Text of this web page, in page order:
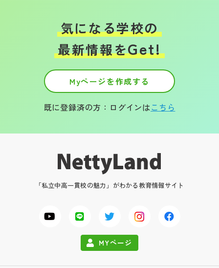
気になる学校の
最新情報をGet!
Myページを作成する
既に登録済の方：ログインはこちら
「私立中高一貫校の魅力」がわかる教育情報サイト
MYページ